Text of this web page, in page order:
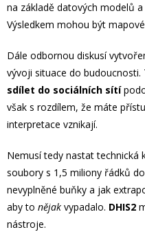
na základě datových modelů
Výsledkem mohou být
Dále odbornou diskusí
vývoji situace do
sdílet do sociálních sítí
však s rozdílem, že máte
interpretace vznikají.
Nemusí tedy nastat technická
soubory s 1,5 miliony řádků
nevyplněné buňky a jak
aby to nějak vypadalo. DHIS2
nástroje.